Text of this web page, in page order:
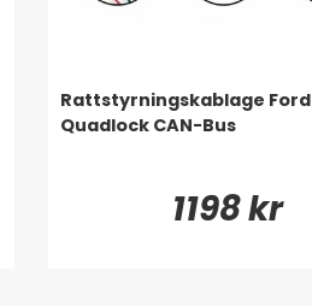
Rattstyrningskablage Ford
Quadlock CAN-Bus
1198 kr